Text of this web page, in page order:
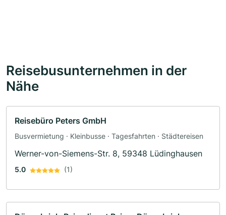
Reisebusunternehmen in der
Nähe
Reisebüro Peters GmbH
Busvermietung · Kleinbusse · Tagesfahrten · Städtereisen
Werner-von-Siemens-Str. 8, 59348 Lüdinghausen
5.0 (1)